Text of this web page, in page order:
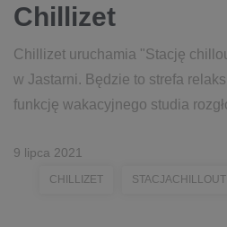
Chillizet
Chillizet uruchamia "Stację
w Jastarni. Będzie to strefa
funkcję wakacyjnego studia
9 lipca 2021
CHILLIZET STACJACHILLOUT